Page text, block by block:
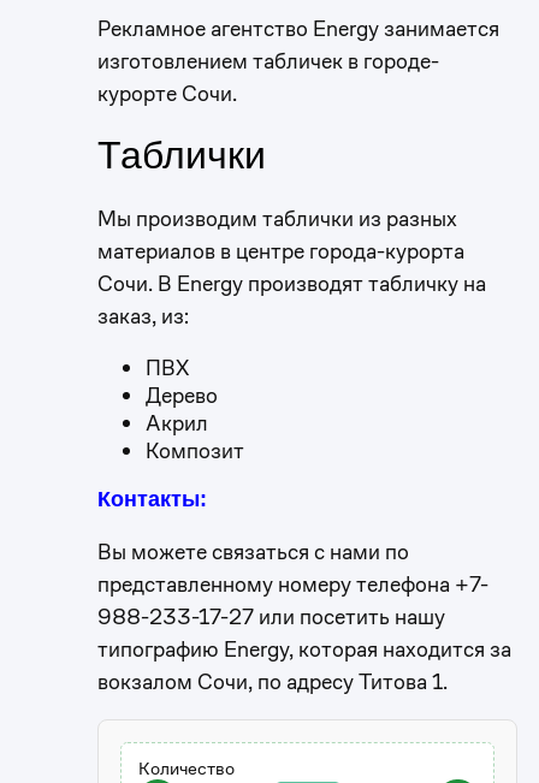
Рекламное агентство Energy занимается
изготовлением табличек в городе-
курорте Сочи.
Таблички
Мы производим таблички из разных
материалов в центре города-курорта
Сочи. В Energy производят табличку на
заказ, из:
ПВХ
Дерево
Акрил
Композит
Контакты:
Вы можете связаться с нами по
представленному номеру телефона +7-
988-233-17-27 или посетить нашу
типографию Energy, которая находится за
вокзалом Сочи, по адресу Титова 1.
Количество